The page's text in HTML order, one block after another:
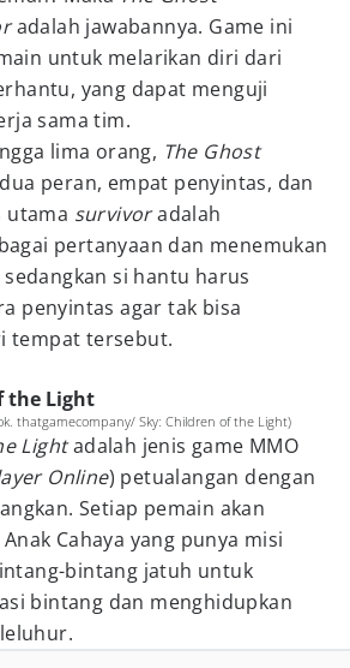
adalah jawabannya. Game ini
untuk melarikan diri dari
yang dapat menguji
sama tim.
lima orang, The Ghost
peran, empat penyintas, dan
utama survivoradalah
pertanyaan dan menemukan
si hantu harus
penyintas agar tak bisa
tempat tersebut.
the Light
thatgamecompany/ Sky: Children of the Light)
Lightadalah jenis game MMO
Online) petualangan dengan
Setiap pemain akan
Cahaya yang punya misi
bintang jatuh untuk
bintang dan menghidupkan